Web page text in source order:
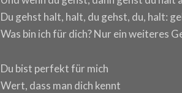
Du gehst halt, halt, du gehst, du, halt:
Was bin ich für dich? Nur ein weiteres
Du bist perfekt für mich
Wert, dass man dich kennt